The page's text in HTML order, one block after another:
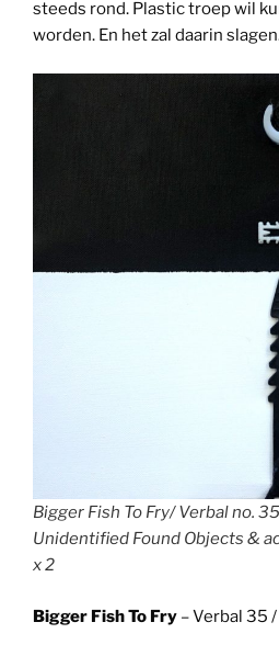
steeds rond. Plastic troep wil
worden. En het zal daarin
Bigger Fish To Fry/ Verbal no.
Unidentified Found Objects &
x 2
Bigger Fish To Fry – Verbal 35 /